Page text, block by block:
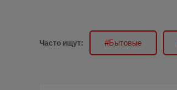
Часто ищут: #Бытовые